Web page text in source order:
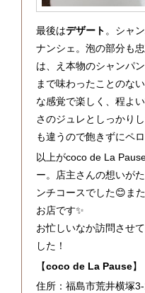
最後はデザート 。シャ
ナンシェ。泡の部分も
は、え本物のシャンパ
まで味わったことのな
な感覚で楽しく、程よ
さのジュレとしっかり
も違うので飽きずにペ
以上がcoco de La
ー。店主さんの想いが
ンチコースでした😊ま
お店です✨
お忙しいなか訪問させ
した！
【coco de La Pause】
住所：福島市荒井横塚